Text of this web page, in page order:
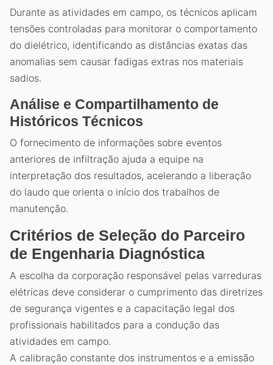
Durante as atividades em campo, os técnicos aplicam
tensões controladas para monitorar o comportamento
do dielétrico, identificando as distâncias exatas das
anomalias sem causar fadigas extras nos materiais
sadios.
Análise e Compartilhamento de
Históricos Técnicos
O fornecimento de informações sobre eventos
anteriores de infiltração ajuda a equipe na
interpretação dos resultados, acelerando a liberação
do laudo que orienta o início dos trabalhos de
manutenção.
Critérios de Seleção do Parceiro
de Engenharia Diagnóstica
A escolha da corporação responsável pelas varreduras
elétricas deve considerar o cumprimento das diretrizes
de segurança vigentes e a capacitação legal dos
profissionais habilitados para a condução das
atividades em campo.
A calibração constante dos instrumentos e a emissão